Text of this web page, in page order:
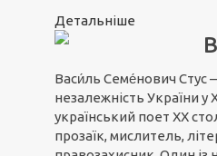
Детальніше
Васи́ль Семе́нович Стус
незалежність України у
український поет XX
прозаїк, мислитель,